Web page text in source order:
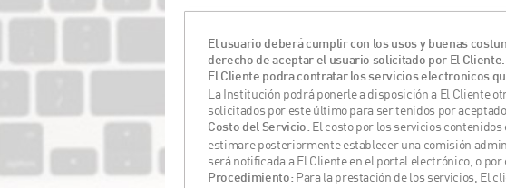
El usuario deberá cumplir con los usos y buenas
derecho de aceptar el usuario solicitado por El Cliente.
El Cliente podrá contratar los servicios electrónicos
La Institución podrá ponerle a disposición a El Cliente
solicitados por este último para ser tenidos por
Costo del Servicio: El costo por los servicios
estimare posteriormente establecer una comisión
será notificada a El Cliente en el portal electrónico, o
Procedimiento: Para la prestación de los servicios, El